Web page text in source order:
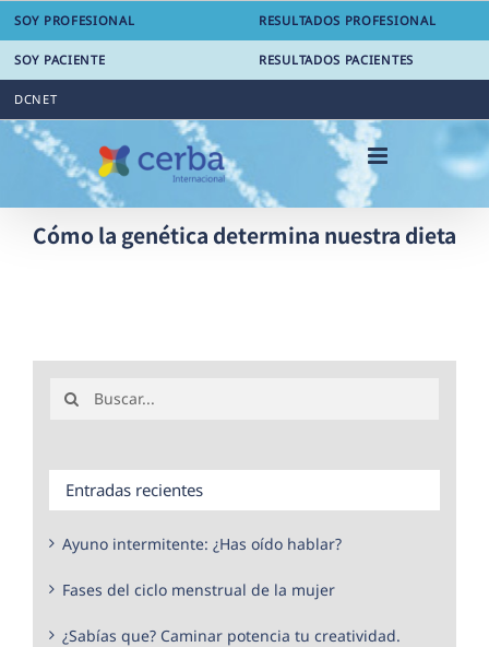
Saltar
contenido
SOY PROFESIONAL RESULTADOS PROFESIONAL
SOY PACIENTE RESULTADOS PACIENTES
DCNET
Cómo la genética determina nuestra dieta
Entradas recientes
Ayuno intermitente: ¿Has oído hablar?
Fases del ciclo menstrual de la mujer
¿Sabías que? Caminar potencia tu creatividad.